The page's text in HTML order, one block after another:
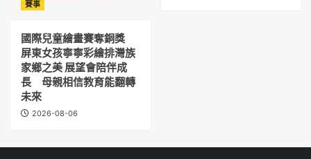
賽事
國際兒童繪畫賽奪銅獎
屏東女孩寧寧彩繪排灣族
家鄉之美 展望會陪伴成
長 母親相信教育能翻轉
未來
2026-08-06